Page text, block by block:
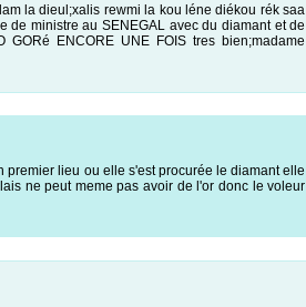
la dieul;xalis rewmi la kou léne diékou rék saa
ministre au SENEGAL avec du diamant et de
GORé ENCORE UNE FOIS tres bien;madame
premier lieu ou elle s'est procurée le diamant elle
ne peut meme pas avoir de l'or donc le voleur